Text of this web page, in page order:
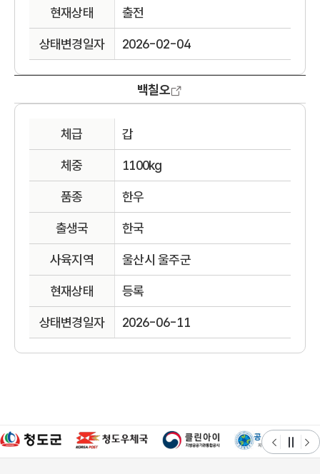
현재상태 출전
상태변경일자 2026-02-04
백칠오
체급 갑
체중 1100kg
품종 한우
출생국 한국
사육지역 울산시 울주군
현재상태 등록
상태변경일자 2026-06-11